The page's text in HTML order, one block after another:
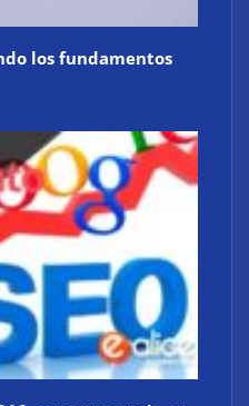
los fundamentos